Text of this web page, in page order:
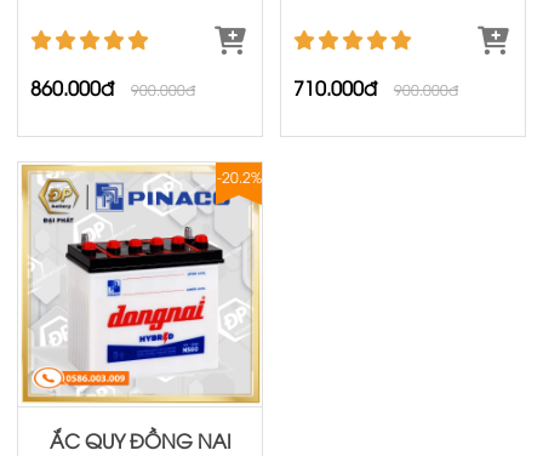
860.000đ 900.000đ 710.000đ 900.000đ
-20.2%
ẮC QUY ĐỒNG NAI